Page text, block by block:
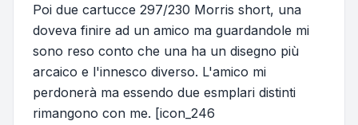
Poi due cartucce 297/230 Morris short, una
doveva finire ad un amico ma guardandole mi
sono reso conto che una ha un disegno più
arcaico e l'innesco diverso. L'amico mi
perdonerà ma essendo due esmplari distinti
rimangono con me. [icon_246